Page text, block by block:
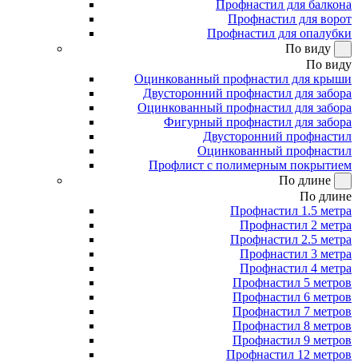
Профнастил для балкона
Профнастил для ворот
Профнастил для опалубки
По виду
По виду
Оцинкованный профнастил для крыши
Двусторонний профнастил для забора
Оцинкованный профнастил для забора
Фигурный профнастил для забора
Двусторонний профнастил
Оцинкованный профнастил
Профлист с полимерным покрытием
По длине
По длине
Профнастил 1.5 метра
Профнастил 2 метра
Профнастил 2.5 метра
Профнастил 3 метра
Профнастил 4 метра
Профнастил 5 метров
Профнастил 6 метров
Профнастил 7 метров
Профнастил 8 метров
Профнастил 9 метров
Профнастил 12 метров